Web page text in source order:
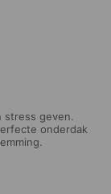
stress geven.
onderdak